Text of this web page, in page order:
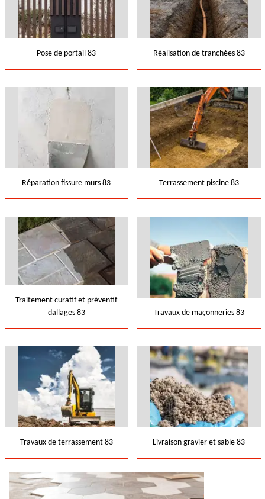
Pose de portail 83 Réalisation de tranchées 83
Réparation fissure murs 83 Terrassement piscine 83
Traitement curatif et préventif
dallages 83
Travaux de maçonneries 83
Travaux de terrassement 83 Livraison gravier et sable 83